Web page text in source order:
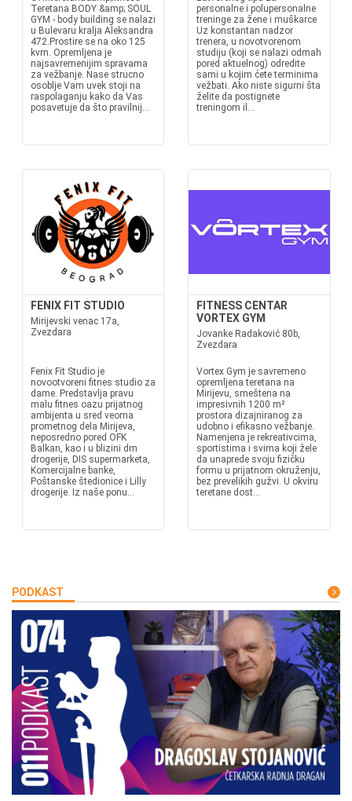
Teretana BODY &amp; SOUL
GYM - body building se nalazi
u Bulevaru kralja Aleksandra
472.Prostire se na oko 125
kvm. Opremljena je
najsavremenijim spravama
za vežbanje. Nase strucno
osoblje Vam uvek stoji na
raspolaganju kako da Vas
posavetuje da što pravilnij...
personalne i polupersonalne
treninge za žene i muškarce
Uz konstantan nadzor
trenera, u novotvorenom
studiju (koji se nalazi odmah
pored aktuelnog) odredite
sami u kojim ćete terminima
vežbati. Ako niste sigurni šta
želite da postignete
treningom il...
FENIX FIT STUDIO
Mirijevski venac 17a,
Zvezdara
Fenix Fit Studio je
novootvoreni fitnes studio za
dame. Predstavlja pravu
malu fitnes oazu prijatnog
ambijenta u sred veoma
prometnog dela Mirijeva,
neposredno pored OFK
Balkan, kao i u blizini dm
drogerije, DIS supermarketa,
Komercijalne banke,
Poštanske štedionice i Lilly
drogerije. Iz naše ponu...
FITNESS CENTAR
VORTEX GYM
Jovanke Radaković 80b,
Zvezdara
Vortex Gym je savremeno
opremljena teretana na
Mirijevu, smeštena na
impresivnih 1200 m²
prostora dizajniranog za
udobno i efikasno vežbanje.
Namenjena je rekreativcima,
sportistima i svima koji žele
da unaprede svoju fizičku
formu u prijatnom okruženju,
bez prevelikih gužvi. U okviru
teretane dost...
PODKAST